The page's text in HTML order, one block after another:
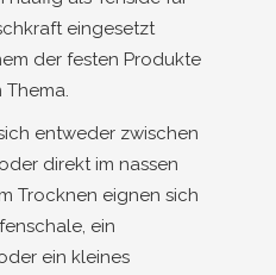
eingesetzt
der festen Produkte
entweder zwischen
direkt im nassen
Trocknen eignen sich
ein
ein kleines